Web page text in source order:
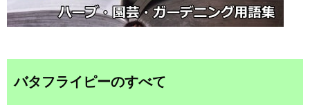
バタフライピーのすべて